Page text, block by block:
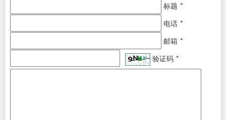
标题 *
电话 *
邮箱 *
验证码 *